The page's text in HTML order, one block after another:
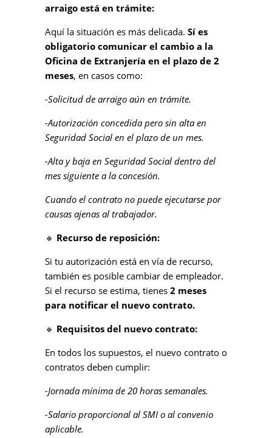
arraigo está en trámite:
Aquí la situación es más delicada. Sí es
obligatorio comunicar el cambio a la
Oficina de Extranjería en el plazo de 2
meses, en casos como:
-Solicitud de arraigo aún en trámite.
-Autorización concedida pero sin alta en
Seguridad Social en el plazo de un mes.
-Alta y baja en Seguridad Social dentro del
mes siguiente a la concesión.
Cuando el contrato no puede ejecutarse por
causas ajenas al trabajador.
🔹 Recurso de reposición:
Si tu autorización está en vía de recurso,
también es posible cambiar de empleador.
Si el recurso se estima, tienes 2 meses
para notificar el nuevo contrato.
🔹 Requisitos del nuevo contrato:
En todos los supuestos, el nuevo contrato o
contratos deben cumplir:
-Jornada mínima de 20 horas semanales.
-Salario proporcional al SMI o al convenio
aplicable.